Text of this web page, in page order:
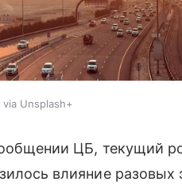
Unsplash+
ЦБ, текущий
влияние разовых